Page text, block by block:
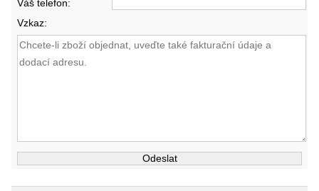
Váš telefon:
Vzkaz: